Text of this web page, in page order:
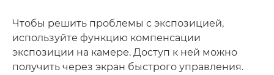
Чтобы решить проблемы с экспозицией,
используйте функцию компенсации
экспозиции на камере. Доступ к ней можно
получить через экран быстрого управления.